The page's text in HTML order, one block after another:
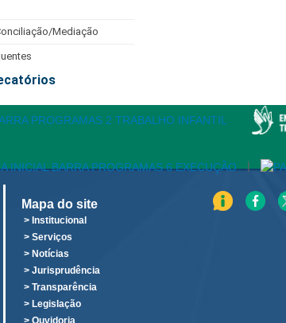
Mediação
|
Mapa do site
> Institucional
> Serviços
> Notícias
> Jurisprudência
> Transparência
> Legislação
> Ouvidoria